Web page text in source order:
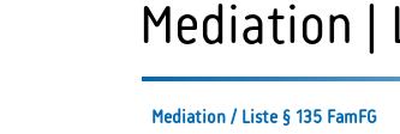
Mediation |
Mediation / Liste § 135 FamFG